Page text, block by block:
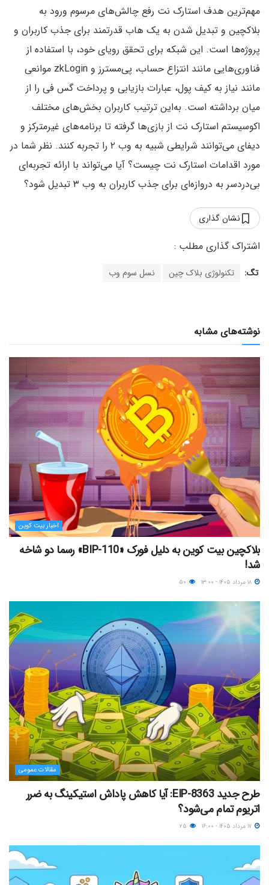
مهم‌ترین هدف استارک نت رفع چالش‌های مرسوم ورود به
بلاکچین و تبدیل شدن به یک هاب قدرتمند برای جذب کاربران و
پروژه‌ها است. این شبکه برای تحقق رویای خود، با استفاده از
فناوری‌هایی مانند انتزاع حساب، پی‌مسترز و zkLogin موانعی
مانند نیاز به کیف پول، عبارات بازیابی و پرداخت گس فی را از
میان برداشته است. به‌این ترتیب کاربران بخش‌های مختلف
اکوسیستم استارک نت از بازی‌ها گرفته تا برنامه‌های غیرمترکز و
دیفای می‌توانند شرایطی شبیه به وب ۲ را تجربه کنند. نظر شما در
مورد اقدامات استارک نت چیست؟ آیا می‌تواند با ارائه تجربه‌ای
بی‌دردسر به دروازه‌ای برای جذب کاربران به وب ۳ تبدیل شود؟
نشان گذاری
تگ: تکنولوژی بلاک چین نسل سوم وب
نوشته‌های مشابه
اخبار بیت کوین
بلاکچین بیت کوین به دلیل فورک «BIP-110» رسما دو شاخه
شد!
مقالات عمومی
طرح جدید EIP-8363: آیا کاهش پاداش استیکینگ به ضرر
اتریوم تمام می‌شود؟